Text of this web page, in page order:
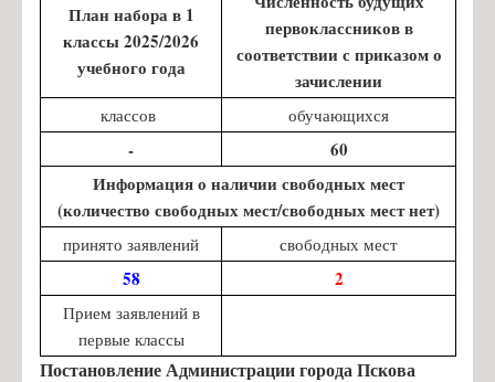
План набора в 1
классы 2025/2026
учебного года
первоклассников в
соответствии с приказом о
зачислении
классов обучающихся
-
60
Информация о наличии свободных мест
(количество свободных мест/свободных мест нет)
принято заявлений свободных мест
58 2
Прием заявлений в
первые классы
Постановление Администрации города Пскова